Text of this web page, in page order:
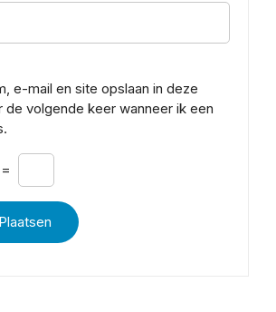
e-mail en site opslaan in deze
de volgende keer wanneer ik een
=